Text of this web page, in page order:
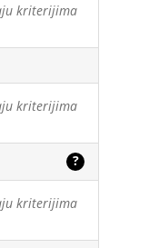
kriterijima
kriterijima
?
kriterijima